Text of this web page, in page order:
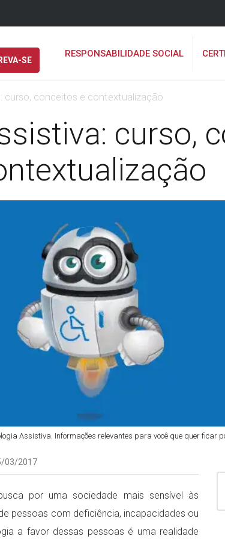
SE
RESPONSABILIDADE SOCIAL
curso, conceitos e contextualização
curso,
Assistiva. Informações relevantes para você que quer ficar
03/2017
por uma sociedade mais sensível às
pessoas com deficiência, incapacidades ou
a favor dessas pessoas é uma realidade